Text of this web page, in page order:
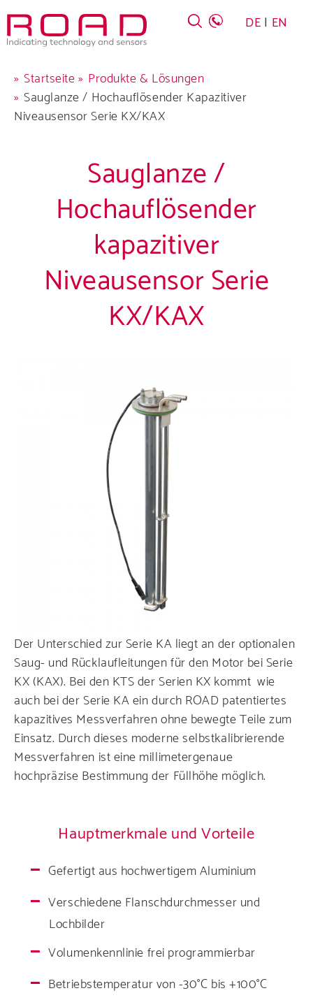
Skip
main
Unternehmen
Produkte
Service
DE EN
Pfadnavigation
Startseite
Produkte & Lösungen
Sauglanze / Hochauflösender Kapazitiver
Niveausensor Serie KX/KAX
Sauglanze /
Hochauflösender
kapazitiver
Niveausensor Serie
KX/KAX
Der Unterschied zur Serie KA liegt an der optionalen
Saug- und Rücklaufleitungenfür den Motor bei Serie
KX (KAX). Bei den KTS der Serien KX kommt wie
auch bei der Serie KA ein durch ROAD patentiertes
kapazitives Messverfahren ohne bewegte Teile zum
Einsatz. Durch dieses moderne selbstkalibrierende
Messverfahren ist eine millimetergenaue
hochpräzise Bestimmung der Füllhöhe möglich.
Hauptmerkmale und Vorteile
Gefertigt aus hochwertigem Aluminium
Verschiedene Flanschdurchmesser und
Lochbilder
Volumenkennlinie frei programmierbar
Betriebstemperatur von -30°C bis +100°C